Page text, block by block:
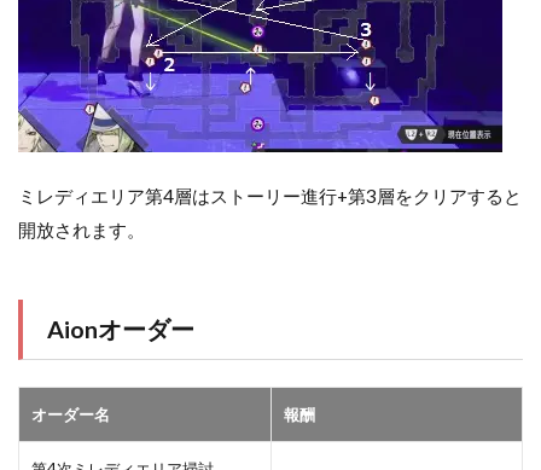
ミレディエリア第4層はストーリー進行+第3層をクリアすると
開放されます。
Aionオーダー
オーダー名 報酬